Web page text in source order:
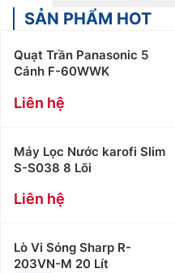
tiện, bằng tiền mặt,
Để được tư vấn miễn
dẫn sử dụng quý
0918969699
Khách hàng là nhà
muốn hỗ trợ về thiết
trình vui lòng Liên Hệ:
Khách hàng ở Khu
Khách hàng ở Khu
Khách hàng ở Khu
hệ: 0983666996
SẢN PHẨM HOT
Quạt Trần Panasonic 5
Cánh F-60WWK
Liên hệ
Máy Lọc Nước karofi Slim
S-S038 8 Lõi
Liên hệ
Lò Vi Sóng Sharp R-
203VN-M 20 Lít